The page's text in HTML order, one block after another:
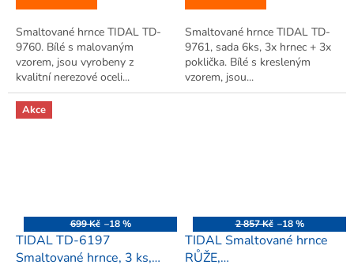
Smaltované hrnce TIDAL TD-
9760. Bílé s malovaným
vzorem, jsou vyrobeny z
kvalitní nerezové oceli...
Smaltované hrnce TIDAL TD-
9761, sada 6ks, 3x hrnec + 3x
poklička. Bílé s kresleným
vzorem, jsou...
Akce
699 Kč –18 %
TIDAL TD-6197
Smaltované hrnce, 3 ks,
2 857 Kč –18 %
TIDAL Smaltované hrnce
RŮŽE,